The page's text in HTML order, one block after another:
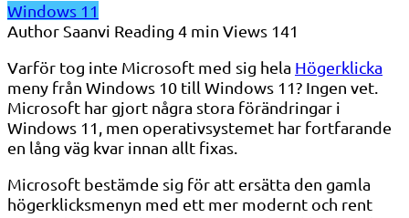
Windows 11
AuthorSaanvi Reading 4 min Views 141
Varför tog inte Microsoft med sig hela Högerklicka
meny från Windows 10 till Windows 11? Ingen vet.
Microsoft har gjort några stora förändringar i
Windows 11, men operativsystemet har fortfarande
en lång väg kvar innan allt fixas.
Microsoft bestämde sig för att ersätta den gamla
högerklicksmenyn med ett mer modernt och rent